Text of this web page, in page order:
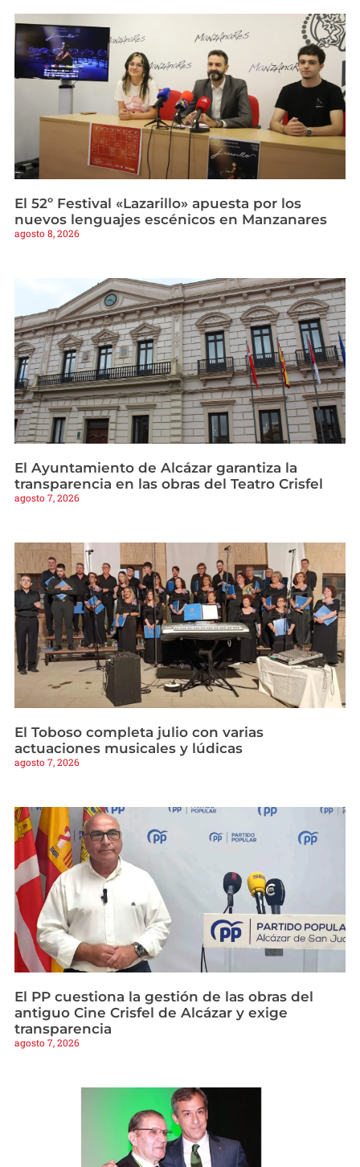
El 52º Festival «Lazarillo» apuesta por los
nuevos lenguajes escénicos en Manzanares
agosto 8, 2026
El Ayuntamiento de Alcázar garantiza la
transparencia en las obras del Teatro Crisfel
agosto 7, 2026
El Toboso completa julio con varias
actuaciones musicales y lúdicas
agosto 7, 2026
El PP cuestiona la gestión de las obras del
antiguo Cine Crisfel de Alcázar y exige
transparencia
agosto 7, 2026